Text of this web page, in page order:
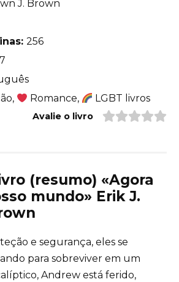
J. Brown
256
Romance, LGBT livros
Avalie o livro
(resumo) «Agora
mundo» Erik J.
e segurança, eles se
para sobreviver em um
Andrew está ferido,